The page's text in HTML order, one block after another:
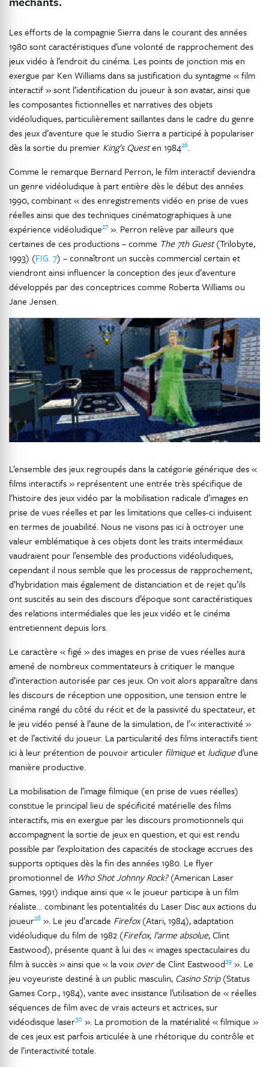
Les efforts de la compagnie Sierra dans le courant des années
1980 sont caractéristiques d’une volonté de rapprochement des
jeux vidéo à l’endroit du cinéma. Les points de jonction mis en
exergue par Ken Williams dans sa justification du syntagme « film
interactif » sont l’identification du joueur à son avatar, ainsi que
les composantes fictionnelles et narratives des objets
vidéoludiques, particulièrement saillantes dans le cadre du genre
des jeux d’aventure que le studio Sierra a participé à populariser
dès la sortie du premier King’s Questen 198426.
Comme le remarque Bernard Perron, le film interactif deviendra
un genre vidéoludique à part entière dès le début des années
1990, combinant « des enregistrements vidéo en prise de vues
réelles ainsi que des techniques cinématographiques à une
expérience vidéoludique27 ». Perron relève par ailleurs que
certaines de ces productions – comme The 7th Guest(Trilobyte,
1993) (FIG. 7) – connaîtront un succès commercial certain et
viendront ainsi influencer la conception des jeux d’aventure
développés par des conceptrices comme Roberta Williams ou
Jane Jensen.
L’ensemble des jeux regroupés dans la catégorie générique des «
films interactifs » représentent une entrée très spécifique de
l’histoire des jeux vidéo par la mobilisation radicale d’images en
prise de vues réelles et par les limitations que celles-ci induisent
en termes de jouabilité. Nous ne visons pas ici à octroyer une
valeur emblématique à ces objets dont les traits intermédiaux
vaudraient pour l’ensemble des productions vidéoludiques,
cependant il nous semble que les processus de rapprochement,
d’hybridation mais également de distanciation et de rejet qu’ils
ont suscités au sein des discours d’époque sont caractéristiques
des relations intermédiales que les jeux vidéo et le cinéma
entretiennent depuis lors.
Le caractère « figé » des images en prise de vues réelles aura
amené de nombreux commentateurs à critiquer le manque
d’interaction autorisée par ces jeux. On voit alors apparaître dans
les discours de réception une opposition, une tension entre le
cinéma rangé du côté du récit et de la passivité du spectateur, et
le jeu vidéo pensé à l’aune de la simulation, de l’« interactivité »
et de l’activité du joueur. La particularité des films interactifs tient
ici à leur prétention de pouvoir articuler filmiqueet ludiqued’une
manière productive.
La mobilisation de l’image filmique (en prise de vues réelles)
constitue le principal lieu de spécificité matérielle des films
interactifs, mis en exergue par les discours promotionnels qui
accompagnent la sortie de jeux en question, et qui est rendu
possible par l’exploitation des capacités de stockage accrues des
supports optiques dès la fin des années 1980. Le flyer
promotionnel de Who Shot Johnny Rock?(American Laser
Games, 1991) indique ainsi que « le joueur participe à un film
réaliste… combinant les potentialités du Laser Disc aux actions du
joueur28 ». Le jeu d’arcade Firefox(Atari, 1984), adaptation
vidéoludique du film de 1982 (Firefox, l’arme absolue, Clint
Eastwood), présente quant à lui des « images spectaculaires du
film à succès » ainsi que « la voix overde Clint Eastwood29 ». Le
jeu voyeuriste destiné à un public masculin, Casino Strip(Status
Games Corp., 1984), vante avec insistance l’utilisation de « réelles
séquences de film avec de vrais acteurs et actrices, sur
vidéodisque laser30 ». La promotion de la matérialité « filmique »
de ces jeux est parfois articulée à une rhétorique du contrôle et
de l’interactivité totale.